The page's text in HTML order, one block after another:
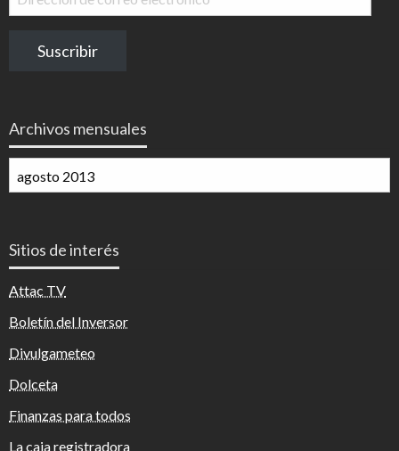
de
electrónico
Suscribir
Archivos mensuales
mensuales
Sitios de interés
Attac TV
Boletín del Inversor
Divulgameteo
Dolceta
Finanzas para todos
La caja registradora